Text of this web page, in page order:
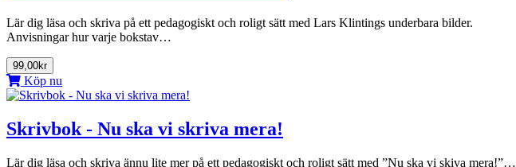
Lär dig läsa och skriva på ett pedagogiskt och roligt sätt med Lars Klintings underbara bilder.
Anvisningar hur varje bokstav…
99,00kr
Köp nu
Skrivbok - Nu ska vi skriva mera!
Lär dig läsa och skriva ännu lite mer på ett pedagogiskt och roligt sätt med ”Nu ska vi skiva mera!”…